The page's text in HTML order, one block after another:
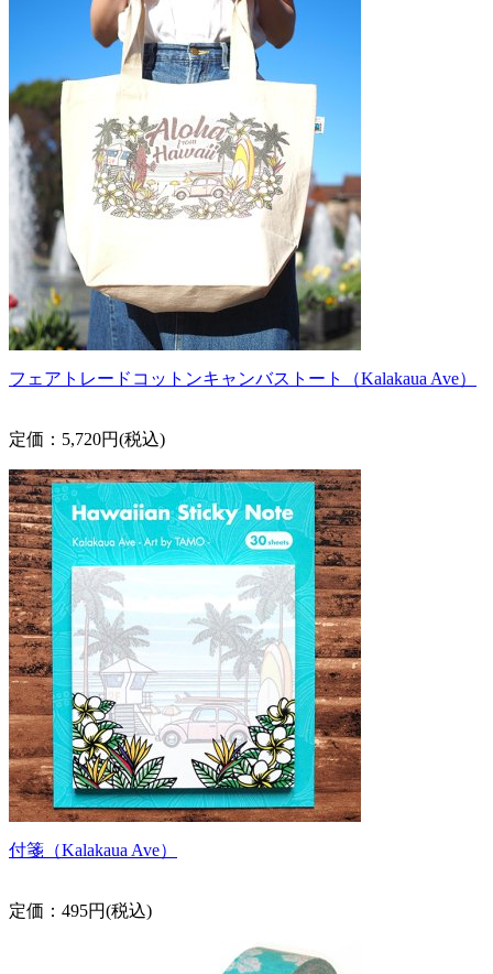
フェアトレードコットンキャンバストート（Kalakaua Ave）
定価：5,720円(税込)
付箋（Kalakaua Ave）
定価：495円(税込)